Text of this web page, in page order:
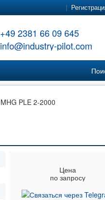
+49 2381 66 09 645
info@industry-pilot.com
MHG PLE 2-2000
Цена
по запросу